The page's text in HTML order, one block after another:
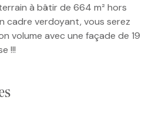
à bâtir de 664 m² hors
cadre verdoyant, vous serez
volume avec une façade de 19
!!!